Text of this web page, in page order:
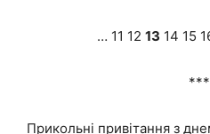
… 11 12 13 14 15
***
Прикольні привітання з